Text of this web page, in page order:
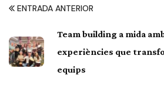
ENTRADA ANTERIOR
Team building a mida
experiències que
equips